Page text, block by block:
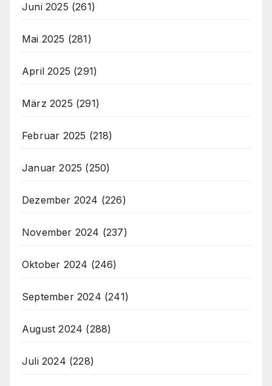
Juni 2025 (261)
Mai 2025 (281)
April 2025 (291)
März 2025 (291)
Februar 2025 (218)
Januar 2025 (250)
Dezember 2024 (226)
November 2024 (237)
Oktober 2024 (246)
September 2024 (241)
August 2024 (288)
Juli 2024 (228)